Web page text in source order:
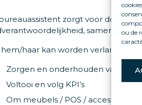
ou de
zorgt voor
samen met
hem/haar kan worden verlangd dat
Zorgen en onderhouden van de
Voltooi en volg KPI’s
Om meubels / POS / accessoires